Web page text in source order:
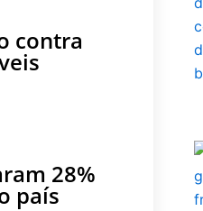
contra
28%
país